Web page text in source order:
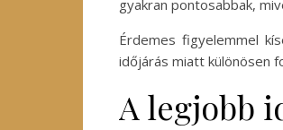
gyakran pontosabbak,
Érdemes figyelemmel
időjárás miatt különösen
A legjobb